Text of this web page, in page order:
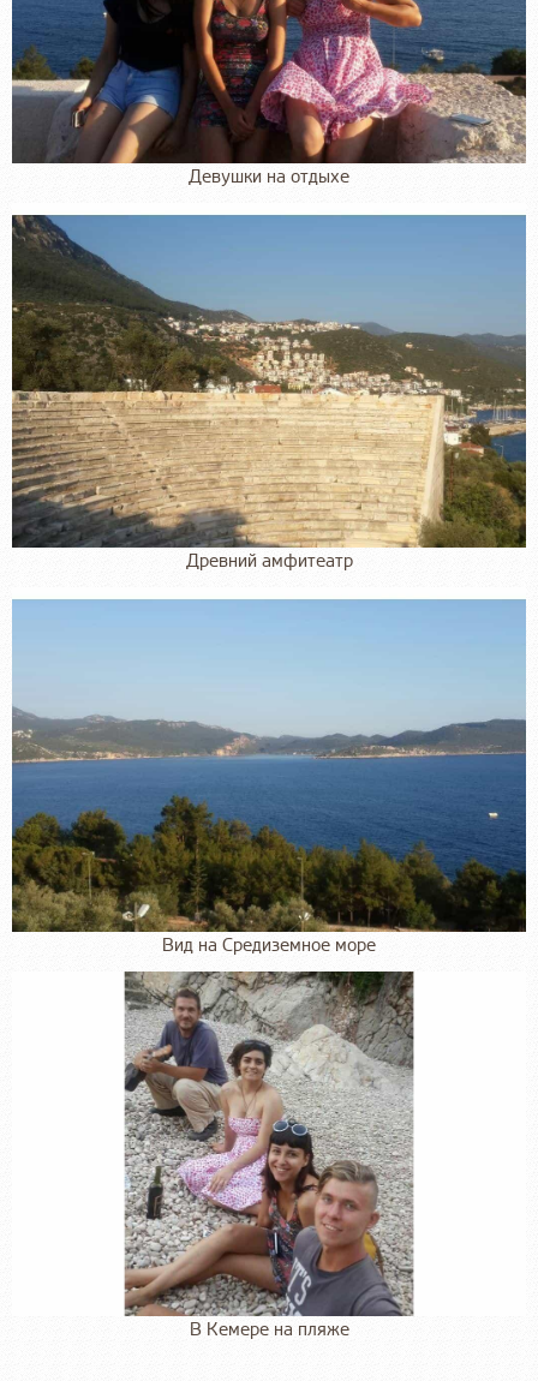
Девушки на отдыхе
Древний амфитеатр
Вид на Средиземное море
В Кемере на пляже